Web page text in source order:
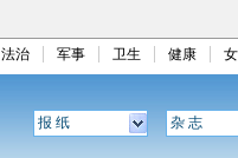
法治 军事 卫生 健康
报 纸 杂 志